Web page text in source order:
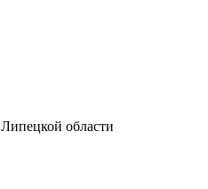
области